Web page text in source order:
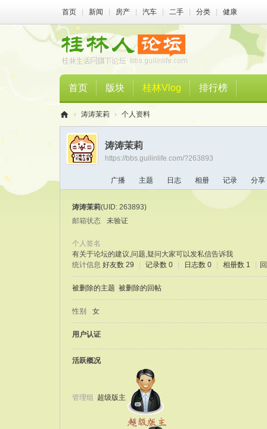
首页 新闻 房产 汽车 二手 分类 健康
首页 版块 桂林Vlog 排行榜
桂
林
人
› 涛涛茉莉 › 个人资料
涛涛茉莉
https://bbs.guilinlife.com/?263893
广播 主题 日志 相册 记录 分享
涛涛茉莉(UID: 263893)
邮箱状态
未验证
个人签名
有关于论坛的建议,问题,疑问大家可以发私信告诉我
统计信息 好友数 29 记录数 0 日志数 0 相册数 1
被删除的主题 被删除的回帖
性别 女
用户认证
活跃概况
管理组 超级版主